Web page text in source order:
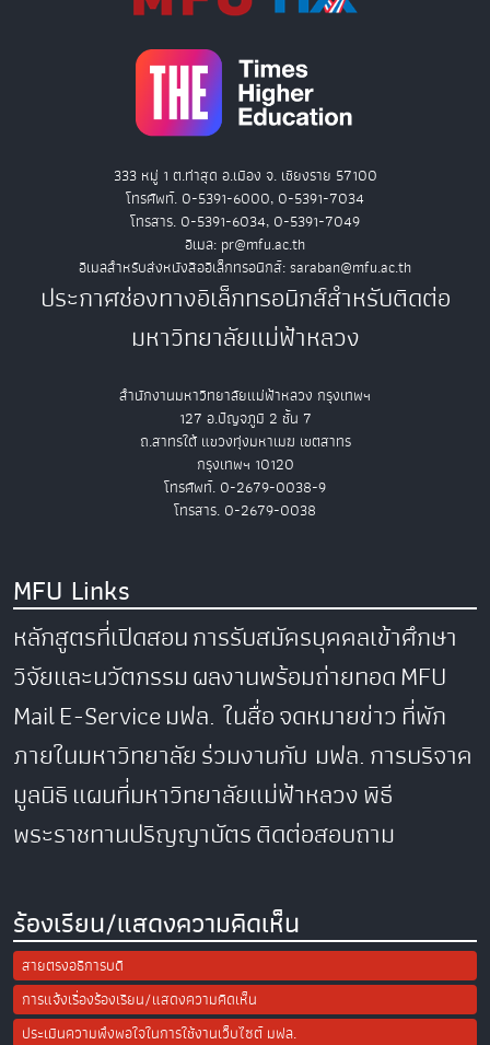
333 หมู่ 1 ต.ท่าสุด อ.เมือง จ. เชียงราย 57100
โทรศัพท์. 0-5391-6000, 0-5391-7034
โทรสาร. 0-5391-6034, 0-5391-7049
อีเมล: pr@mfu.ac.th
อีเมลสำหรับส่งหนังสืออิเล็กทรอนิกส์: saraban@mfu.ac.th
ประกาศช่องทางอิเล็กทรอนิกส์สำหรับติดต่อ
มหาวิทยาลัยแม่ฟ้าหลวง
สำนักงานมหาวิทยาลัยแม่ฟ้าหลวง กรุงเทพฯ
127 อ.ปัญจภูมิ 2 ชั้น 7
ถ.สาทรใต้ แขวงทุ่งมหาเมฆ เขตสาทร
กรุงเทพฯ 10120
โทรศัพท์. 0-2679-0038-9
โทรสาร. 0-2679-0038
MFU Links
หลักสูตรที่เปิดสอนการรับสมัครบุคคลเข้าศึกษา
วิจัยและนวัตกรรมผลงานพร้อมถ่ายทอดMFU
MailE-Serviceมฟล. ในสื่อจดหมายข่าวที่พัก
ภายในมหาวิทยาลัยร่วมงานกับ มฟล.การบริจาค
มูลนิธิแผนที่มหาวิทยาลัยแม่ฟ้าหลวงพิธี
พระราชทานปริญญาบัตรติดต่อสอบถาม
ร้องเรียน/แสดงความคิดเห็น
สายตรงอธิการบดี
การแจ้งเรื่องร้องเรียน/แสดงความคิดเห็น
ประเมินความพึงพอใจในการใช้งานเว็บไซต์ มฟล.